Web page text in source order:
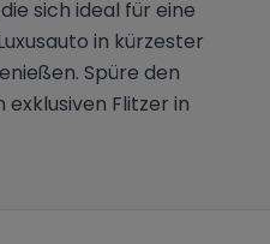
sich ideal für eine
in kürzester
Spüre den
Flitzer in